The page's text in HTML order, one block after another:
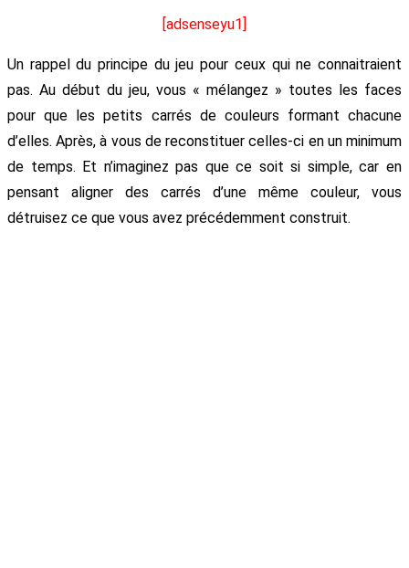
[adsenseyu1]
Un rappel du principe du jeu pour ceux qui ne connaitraient
pas. Au début du jeu, vous « mélangez » toutes les faces
pour que les petits carrés de couleurs formant chacune
d’elles. Après, à vous de reconstituer celles-ci en un minimum
de temps. Et n’imaginez pas que ce soit si simple, car en
pensant aligner des carrés d’une même couleur, vous
détruisez ce que vous avez précédemment construit.